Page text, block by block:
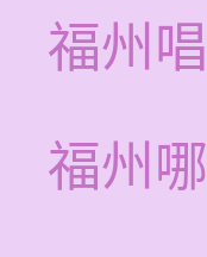
福州
福州